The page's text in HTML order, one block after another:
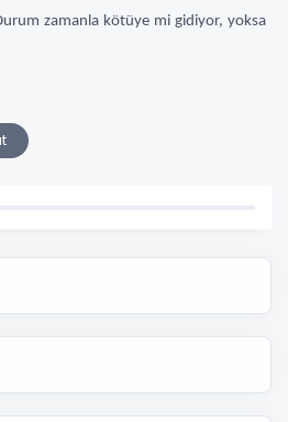
zamanla kötüye mi gidiyor, yoksa